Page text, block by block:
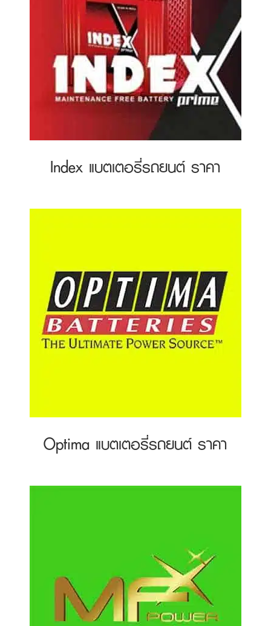
Index แบตเตอรี่รถยนต์ ราคา
Optima แบตเตอรี่รถยนต์ ราคา